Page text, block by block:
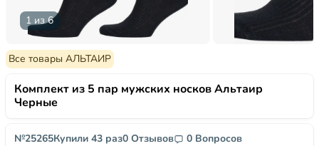
1 из 6
Все товары АЛЬТАИР
Комплект из 5 пар мужских носков Альтаир
Черные
№25265Купили 43 раз0 Отзывов 0 Вопросов